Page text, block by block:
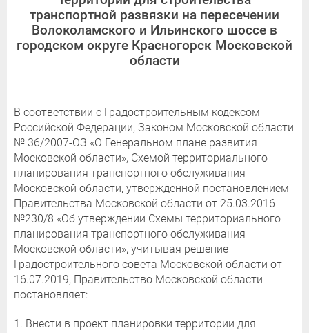
транспортной развязки на пересечении
Волоколамского и Ильинского шоссе в
городском округе Красногорск Московской
области
В соответствии с Градостроительным кодексом
Российской Федерации, Законом Московской области
№ 36/2007-ОЗ «О Генеральном плане развития
Московской области», Схемой территориального
планирования транспортного обслуживания
Московской области, утвержденной постановлением
Правительства Московской области от 25.03.2016
№230/8 «Об утверждении Схемы территориального
планирования транспортного обслуживания
Московской области», учитывая решение
Градостроительного совета Московской области от
16.07.2019, Правительство Московской области
постановляет:
1. Внести в проект планировки территории для